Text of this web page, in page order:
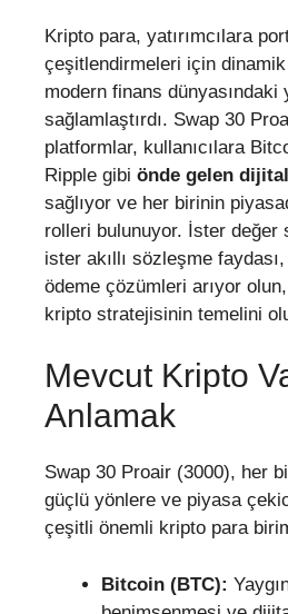
Kripto para, yatırımcılara
çeşitlendirmeleri için
modern finans dünyasındaki
sağlamlaştırdı. Swap 30
platformlar, kullanıcılara
Ripple gibi önde gelen
sağlıyor ve her birinin
rolleri bulunuyor. İster değer
ister akıllı sözleşme
ödeme çözümleri arıyor
kripto stratejisinin temelini
Mevcut Kripto
Anlamak
Swap 30 Proair (3000), her
güçlü yönlere ve piyasa
çeşitli önemli kripto para
Bitcoin (BTC):